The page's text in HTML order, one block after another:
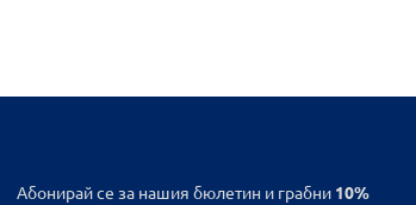
Абонирай се за нашия бюлетин и грабни 10%